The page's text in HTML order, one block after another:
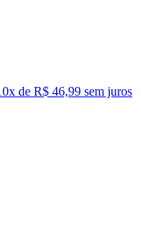
x de R$ 46,99 sem juros